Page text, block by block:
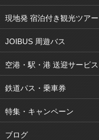
現地発 宿泊付き観光ツアー
JOIBUS 周遊バス
空港・駅・港 送迎サービス
鉄道パス・乗車券
特集・キャンペーン
ブログ